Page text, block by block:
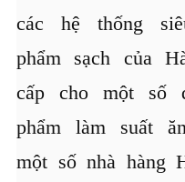
các hệ thống
phẩm sạch của
cấp cho một số
phẩm làm suất
một số nhà hàng